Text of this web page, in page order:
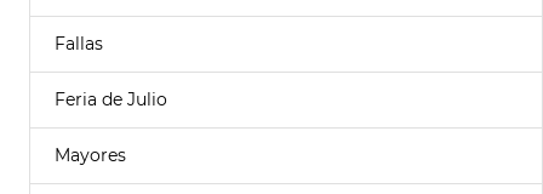
Fallas
Feria de Julio
Mayores